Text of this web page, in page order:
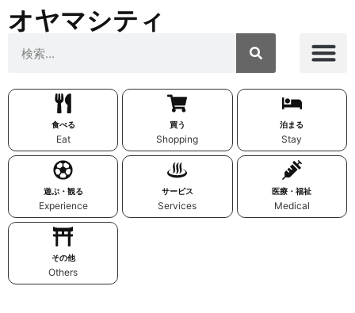
オヤマシティ
食べる
Eat
買う
Shopping
泊まる
Stay
遊ぶ・観る
Experience
サービス
Services
医療・福祉
Medical
その他
Others